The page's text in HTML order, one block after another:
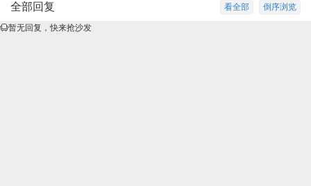
倒序浏览
看全部
全部回复
暂无回复，快来抢沙发